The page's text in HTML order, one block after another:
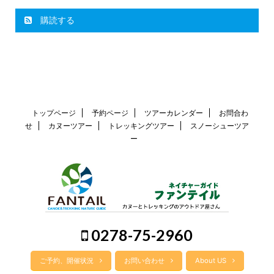
購読する
トップページ 予約ページ ツアーカレンダー
お問合わ
せ
カヌーツアー トレッキングツアー
スノーシューツア
ー
0278-75-2960
ご予約、開催状況 お問い合わせ About US